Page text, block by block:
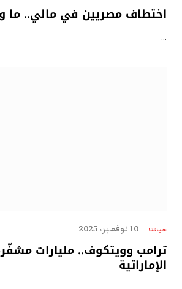
اختطاف مصريين في مالي.. ما
…
حياتنا 10 نوفمبر، 2025
ترامب وويتكوف.. مليارات
الإماراتية